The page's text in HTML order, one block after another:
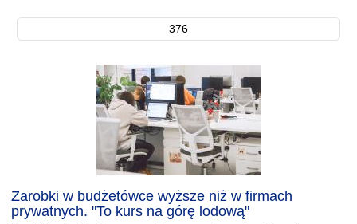
376
Zarobki w budżetówce wyższe niż w firmach
prywatnych. "To kurs na górę lodową"